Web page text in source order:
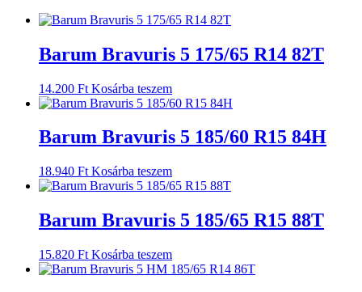
Barum Bravuris 5 175/65 R14 82T
14.200 Ft Kosárba teszem
Barum Bravuris 5 185/60 R15 84H
18.940 Ft Kosárba teszem
Barum Bravuris 5 185/65 R15 88T
15.820 Ft Kosárba teszem